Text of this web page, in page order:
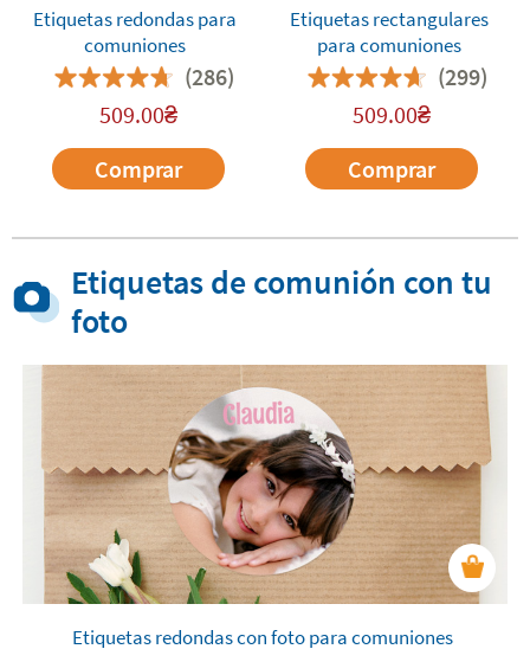
Etiquetas redondas para
comuniones
(286)
509.00₴
Comprar
Etiquetas rectangulares
para comuniones
(299)
509.00₴
Comprar
Etiquetas de comunión con tu
foto
Etiquetas redondas con foto para comuniones